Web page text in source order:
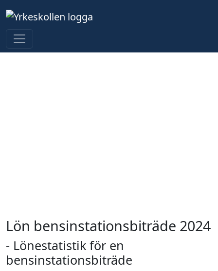
Lön bensinstationsbiträde 2024
- Lönestatistik för en
bensinstationsbiträde